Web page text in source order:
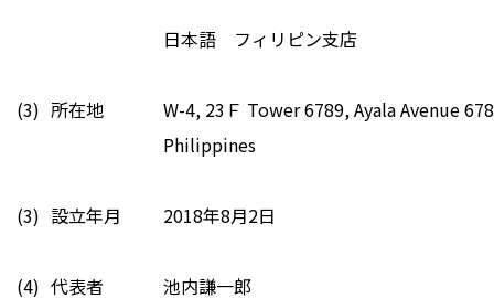
日本語 フィリピン支店
(3) 所在地
W-4, 23Ｆ Tower 6789, Ayala Avenue
(3) 設立年月 2018年8月2日
(4) 代表者 池内謙一郎